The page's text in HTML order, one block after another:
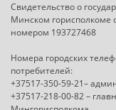
Свидетельство о
Минском горисполкоме
номером 193727468
Номера городских
потребителей:
+37517-350-59-21–
+37517-218-00-82 –